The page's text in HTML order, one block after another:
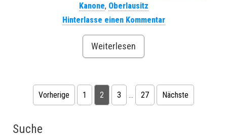
Kanone, Oberlausitz
Hinterlasse einen Kommentar
Weiterlesen
Seitennummerierung der Beiträge
Vorherige 1 2 3 … 27 Nächste
Suche